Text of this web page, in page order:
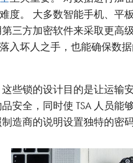
度。 大多数智能手机、平
三方加密软件来采取更高
坏人之手，也能确保数据
些锁的设计目的是让运输
安全，同时使 TSA 人员能
造商的说明设置独特的密码